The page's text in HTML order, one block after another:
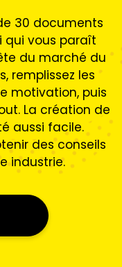
30 documents
qui vous paraît
du marché du
remplissez les
motivation, puis
La création de
aussi facile.
des conseils
industrie.